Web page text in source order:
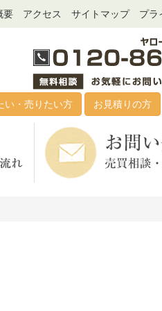
要 アクセス サイトマップ プラ
い・売りたい方 お見積りの方